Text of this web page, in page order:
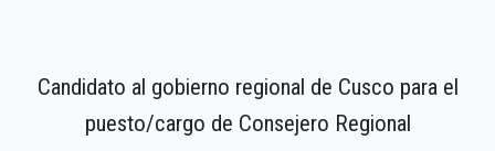
Candidato al gobierno regional de Cusco para el
puesto/cargo de Consejero Regional